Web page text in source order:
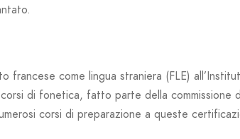
francese come lingua straniera (FLE)
di fonetica, fatto parte della commissione
corsi di preparazione a queste